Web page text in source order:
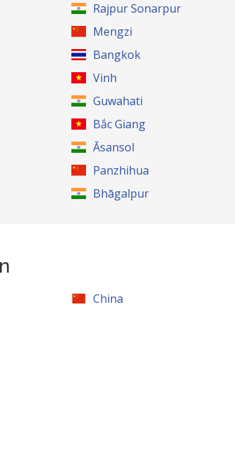
Rajpur Sonarpur
Mengzi
Bangkok
Vinh
Guwahati
Bắc Giang
Āsansol
Panzhihua
Bhāgalpur
China